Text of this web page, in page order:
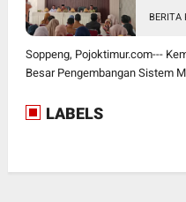
BERITA
Soppeng, Pojoktimur.com---
Besar Pengembangan Sistem
LABELS